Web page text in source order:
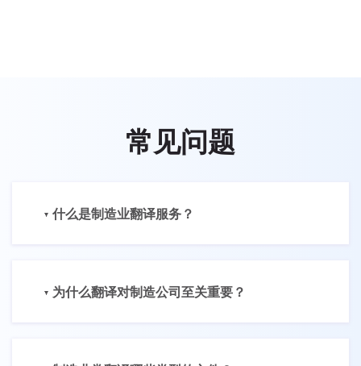
常见问题
什么是制造业翻译服务？
为什么翻译对制造公司至关重要？